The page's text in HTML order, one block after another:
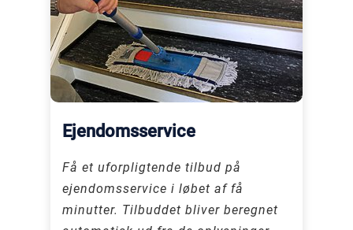
Ejendomsservice
Få et uforpligtende tilbud på
ejendomsservice i løbet af få
minutter. Tilbuddet bliver beregnet